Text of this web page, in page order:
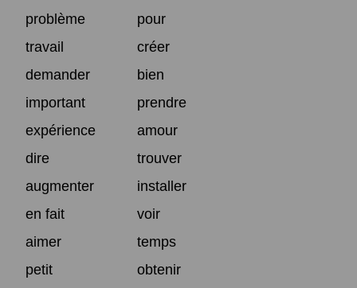
problème
pour
travail
créer
demander
bien
important
prendre
expérience
amour
dire
trouver
augmenter
installer
en fait
voir
aimer
temps
petit
obtenir